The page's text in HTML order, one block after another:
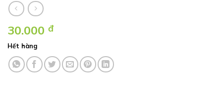
30.000 đ
Hết hàng